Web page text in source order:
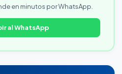
en minutos por WhatsApp.
al WhatsApp